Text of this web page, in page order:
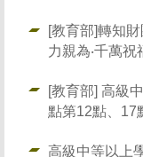
[教育部]轉知
力親為‧千萬祝
[教育部] 高級
點第12點、17
高級中等以上